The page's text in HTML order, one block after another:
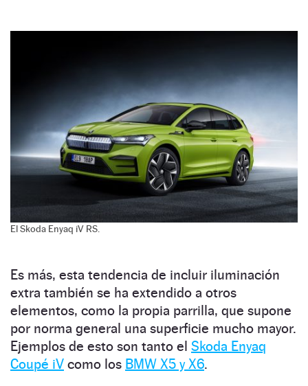
El Skoda Enyaq iV RS.
Es más, esta tendencia de incluir iluminación
extra también se ha extendido a otros
elementos, como la propia parrilla, que supone
por norma general una superficie mucho mayor.
Ejemplos de esto son tanto el Skoda Enyaq
Coupé iV como los BMW X5 y X6.